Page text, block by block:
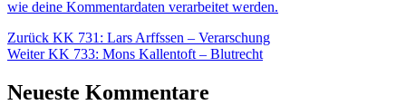
wie deine Kommentardaten verarbeitet werden.
Beitragsnavigation
Zurück Vorheriger
Beitrag:
KK 731: Lars Arffssen – Verarschung
Weiter Nächster
KK 733: Mons Kallentoft – Blutrecht
Neueste Kommentare